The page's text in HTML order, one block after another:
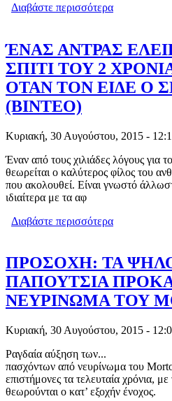
Διαβάστε περισσότερα
ΈΝΑΣ ΑΝΤΡΑΣ
ΣΠΙΤΙ ΤΟΥ 2
ΟΤΑΝ ΤΟΝ ΕΙΔΕ Ο
(ΒΙΝΤΕΟ)
Κυριακή, 30 Αυγούστου, 2015 -
Έναν από τους χιλιάδες λόγους για
θεωρείται ο καλύτερος φίλος του
που ακολουθεί. Είναι γνωστό
ιδιαίτερα με τα αφ
Διαβάστε περισσότερα
ΠΡΟΣΟΧΗ: ΤΑ
ΠΑΠΟΥΤΣΙΑ
ΝΕΥΡΙΝΩΜΑ ΤΟΥ
Κυριακή, 30 Αυγούστου, 2015 -
Ραγδαία αύξηση των...
πασχόντων από νευρίνωμα του
επιστήμονες τα τελευταία χρόνια,
θεωρούνται ο κατ’ εξοχήν ένοχος.